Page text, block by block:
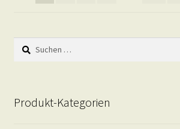
Suchen
nach:
Produkt-Kategorien